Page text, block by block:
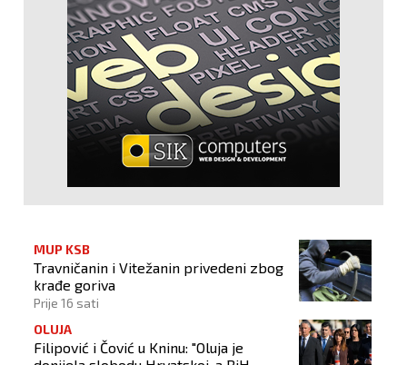
MUP KSB
Travničanin i Vitežanin privedeni zbog
krađe goriva
Prije 16 sati
OLUJA
Filipović i Čović u Kninu: "Oluja je